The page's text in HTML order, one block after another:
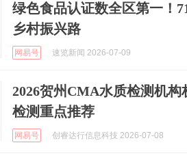
绿色食品认证数全区第一！
乡村振兴路
网易号 速览新闻 2026-07-09
2026贺州CMA水质检测机
检测重点推荐
网易号 创睿达行信息科技 2026-07-08